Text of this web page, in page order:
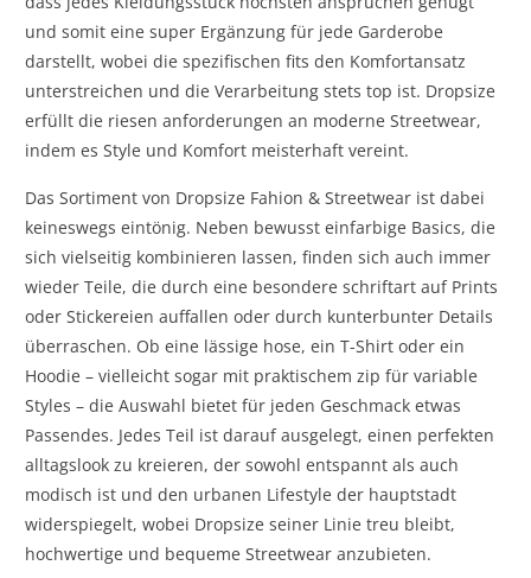
und somit eine super Ergänzung für jede Garderobe
darstellt, wobei die spezifischen fits den Komfortansatz
unterstreichen und die Verarbeitung stets top ist. Dropsize
erfüllt die riesen anforderungen an moderne Streetwear,
indem es Style und Komfort meisterhaft vereint.
Das Sortiment von Dropsize Fahion & Streetwear ist dabei
keineswegs eintönig. Neben bewusst einfarbige Basics, die
sich vielseitig kombinieren lassen, finden sich auch immer
wieder Teile, die durch eine besondere schriftart auf Prints
oder Stickereien auffallen oder durch kunterbunter Details
überraschen. Ob eine lässige hose, ein T-Shirt oder ein
Hoodie – vielleicht sogar mit praktischem zip für variable
Styles – die Auswahl bietet für jeden Geschmack etwas
Passendes. Jedes Teil ist darauf ausgelegt, einen perfekten
alltagslook zu kreieren, der sowohl entspannt als auch
modisch ist und den urbanen Lifestyle der hauptstadt
widerspiegelt, wobei Dropsize seiner Linie treu bleibt,
hochwertige und bequeme Streetwear anzubieten.